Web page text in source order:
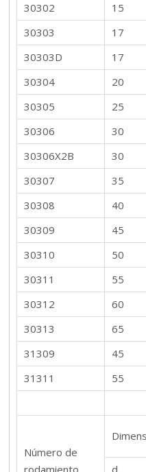
30302
15
30303
17
30303D
17
30304
20
30305
25
30306
30
30306X2B
30
30307
35
30308
40
30309
45
30310
50
30311
55
30312
60
30313
65
31309
45
31311
55
Número de
rodamiento
d